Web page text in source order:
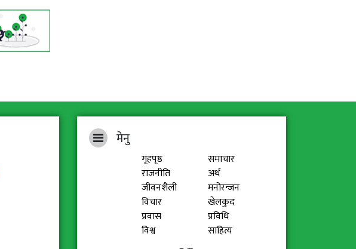
मेनु
गृहपृष्ठ
समाचार
राजनीति
अर्थ
जीवनशैली
मनोरन्जन
विचार
खेलकुद
प्रवास
प्रविधि
विश्व
साहित्य